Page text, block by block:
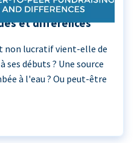
to-Peer :
et différences
non lucratif vient-elle de
débuts ? Une source
à l'eau ? Ou peut-être